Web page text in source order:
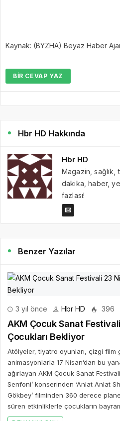
Kaynak: (BYZHA) Beyaz Haber
BIR CEVAP YAZ
Hbr HD Hakkında
Hbr HD
Magazin,
dakika, haber,
fazlası!
Benzer Yazılar
3 yıl önce Hbr HD 396
AKM Çocuk Sanat
Çocukları Bekliyor
Atölyeler, tiyatro oyunları, çizgi film
animasyonlarla 17 Nisan’dan bu
ağırlayan AKM Çocuk Sanat
Senfoni’ konserinden ‘Anlat Anlat
Gökbey’ filminden 360 derece
süren etkinliklerle çocukların